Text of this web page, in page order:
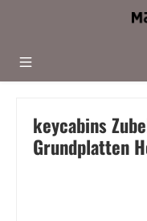
Zum Hauptinhalt
keycabins
Grundplatten